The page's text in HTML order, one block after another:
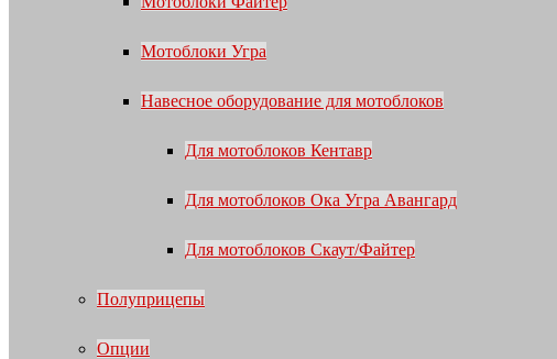
Мотоблоки Угра
Навесное оборудование для мотоблоков
Для мотоблоков Кентавр
Для мотоблоков Ока Угра Авангард
Для мотоблоков Скаут/Файтер
Полуприцепы
Опции